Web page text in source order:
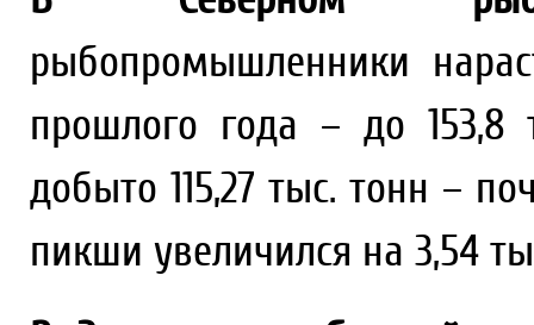
рыбопромышленники
прошлого года – до 153,8
добыто 115,27 тыс. тонн –
пикши увеличился на 3,54